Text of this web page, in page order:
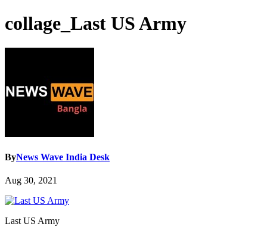
collage_Last US Army
ByNews Wave India Desk
Aug 30, 2021
Last US Army